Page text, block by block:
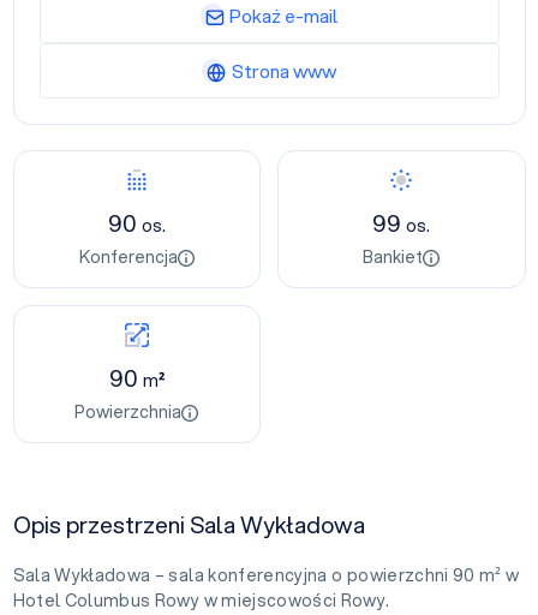
90 os.
Konferencja
99os.
Bankiet
90 m²
Powierzchnia
Opis przestrzeni Sala Wykładowa
Sala Wykładowa – sala konferencyjna o powierzchni 90 m² w
Hotel Columbus Rowy w miejscowości Rowy.
Pokaż e-mail
Strona www